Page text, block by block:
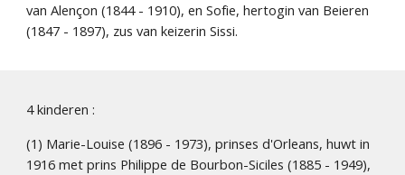
van Alençon (1844 - 1910), en Sofie, hertogin van Beieren
(1847 - 1897), zus van keizerin Sissi.
4 kinderen :
(1) Marie-Louise (1896 - 1973), prinses d'Orleans, huwt in
1916 met prins Philippe de Bourbon-Siciles (1885 - 1949),